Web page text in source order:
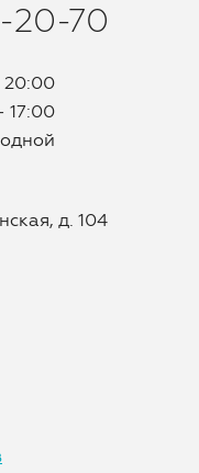
20-70
20:00
17:00
д. 104